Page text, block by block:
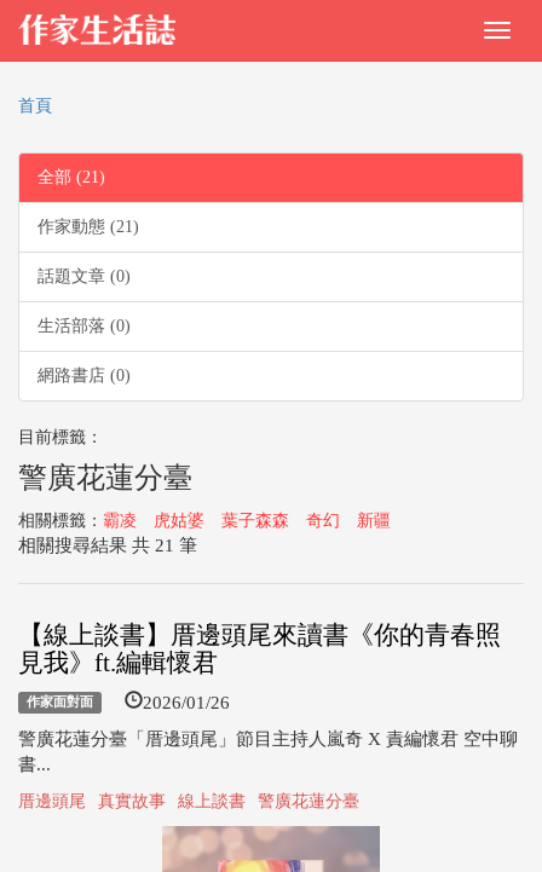
首頁
全部 (21)
作家動態 (21)
話題文章 (0)
生活部落 (0)
網路書店 (0)
目前標籤：
警廣花蓮分臺
相關標籤： 霸凌 虎姑婆 葉子森森 奇幻 新疆
相關搜尋結果 共 21 筆
【線上談書】厝邊頭尾來讀書《你的青春照
見我》ft.編輯懷君
作家面對面 2026/01/26
警廣花蓮分臺「厝邊頭尾」節目主持人嵐奇 X 責編懷君 空中聊
書...
厝邊頭尾 真實故事 線上談書 警廣花蓮分臺